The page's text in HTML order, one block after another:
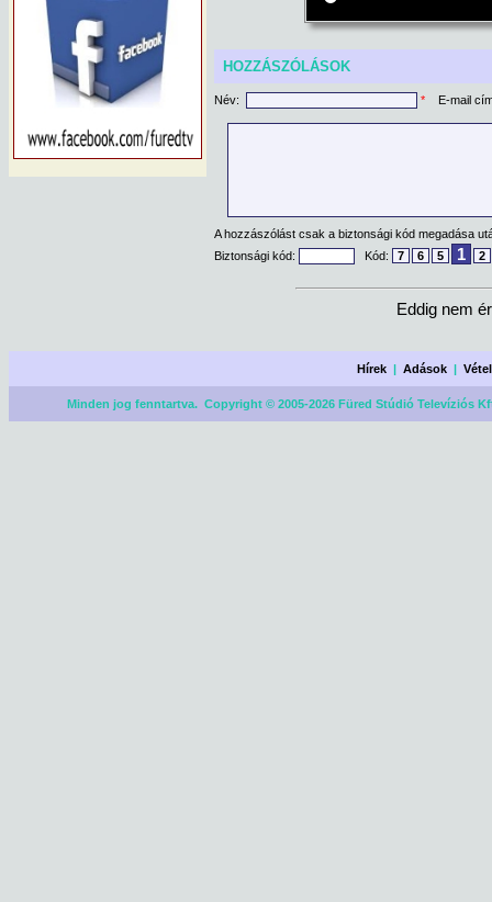
HOZZÁSZÓLÁSOK
Név: * E-mail
A hozzászólást csak a biztonsági kód megadása
Biztonsági kód:
Kód: 7 6 5 1 2
Eddig nem
Hírek |Adások |
Minden jog fenntartva. Copyright © 2005-2026 Füred Stúdió Televíziós